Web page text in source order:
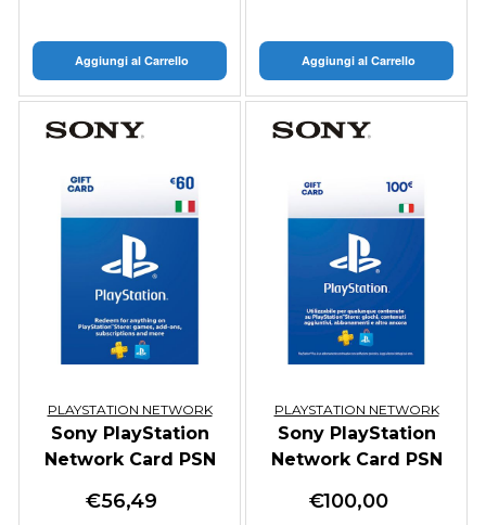
Aggiungi al Carrello Aggiungi al Carrello
PLAYSTATION NETWORK
Sony PlayStation
Network Card PSN
€56,49
PLAYSTATION NETWORK
Sony PlayStation
Network Card PSN
€100,00